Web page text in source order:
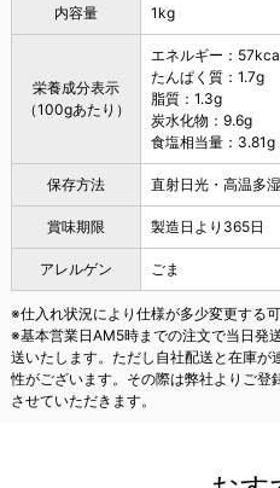
内容量 1kg
栄養成分表示
（100gあたり）
エネルギー：
たんぱく質：1.7g
脂質：1.3g
炭水化物：9.6g
食塩相当量：3.81g
保存方法 直射日光・高温多
賞味期限 製造日より365日
アレルゲン ごま
※仕入れ状況により仕様が多少変更する
※基本営業日AM5時までの注文で当日発
送いたします。ただし自社配送と在庫
性がございます。その際は弊社よりご
させていただきます。